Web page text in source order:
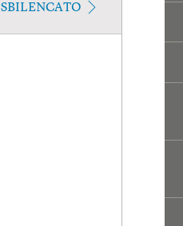
SBILENCATO